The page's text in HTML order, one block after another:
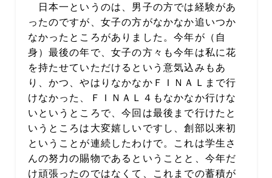
日本一というのは、男子の方では経験があ
ったのですが、女子の方がなかなか追いつか
なかったところがありました。今年が（自
身）最後の年で、女子の方々も今年は私に花
を持たせていただけるという意気込みもあ
り、かつ、やはりなかなかＦＩＮＡＬまで行
けなかった、ＦＩＮＡＬ４もなかなか行けな
いというところで、今回は最後まで行けたと
いうところは大変嬉しいですし、創部以来初
ということが連続したわけで。これは学生さ
んの努力の賜物であるということと、今年だ
け頑張ったのではなくて、これまでの蓄積が